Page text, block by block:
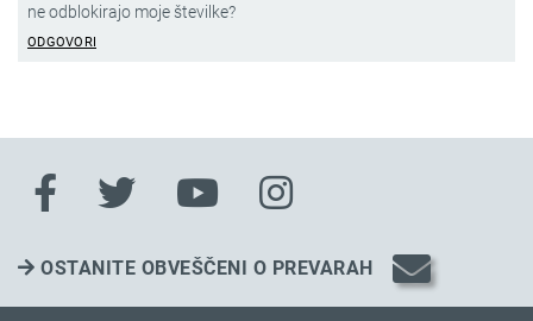
ne odblokirajo moje številke?
ODGOVORI
OSTANITE OBVEŠČENI O PREVARAH